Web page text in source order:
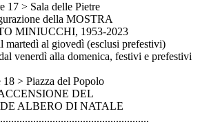
17 > Sala delle Pietre
della MOSTRA
MINIUCCHI, 1953-2023
martedì al giovedì (esclusi prefestivi)
venerdì alla domenica, festivi e prefestivi
18 > Piazza del Popolo
DEL
ALBERO DI NATALE
.............................................